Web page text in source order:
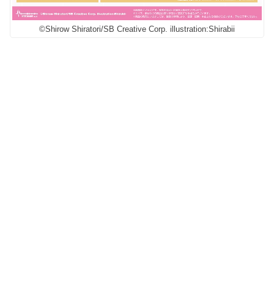
©Shirow Shiratori/SB Creative Corp. illustration:Shirabii